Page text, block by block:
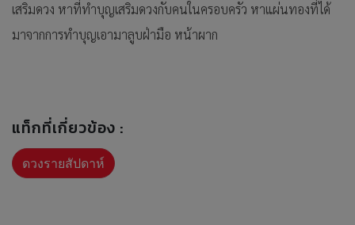
เสริมดวง หาที่ทำบุญเสริมดวงกับคนในครอบครัว หาแผ่นทองที่ได้
มาจากการทำบุญเอามาลูบฝ่ามือ หน้าผาก
แท็กที่เกี่ยวข้อง :
ดวงรายสัปดาห์